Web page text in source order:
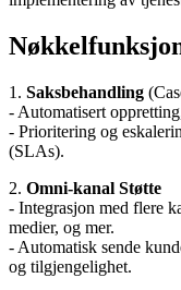
1. Saksbehandling
- Automatisert
- Prioritering og
(SLAs).
2. Omni-kanal Støtte
- Integrasjon med flere
medier, og mer.
- Automatisk sende
og tilgjengelighet.